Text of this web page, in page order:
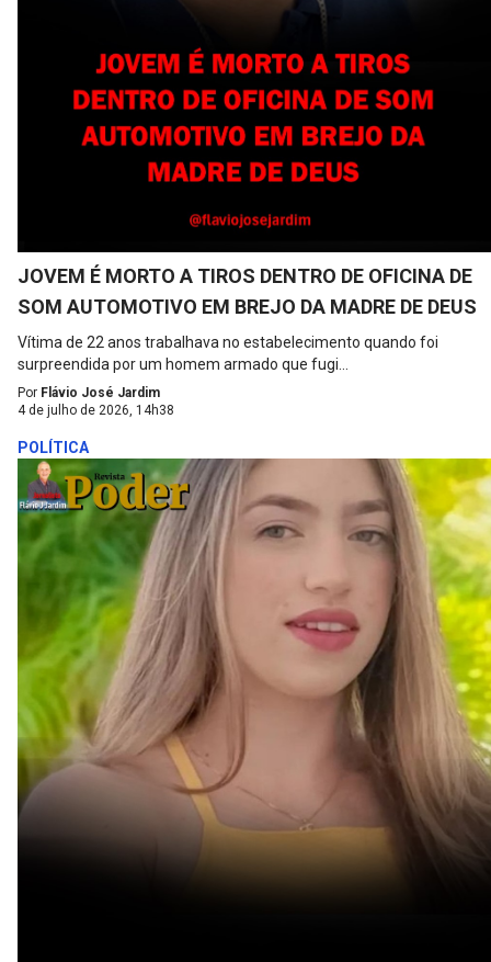
JOVEM É MORTO A TIROS DENTRO DE OFICINA DE
SOM AUTOMOTIVO EM BREJO DA MADRE DE DEUS
Vítima de 22 anos trabalhava no estabelecimento quando foi
surpreendida por um homem armado que fugi...
Por Flávio José Jardim
4 de julho de 2026, 14h38
POLÍTICA